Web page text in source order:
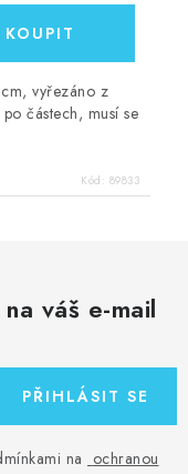
vyřezáno z
částech, musí se
Kód: 89833
váš e-mail
na ochranou
PŘIHLÁSIT SE